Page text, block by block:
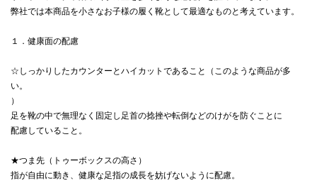
弊社では本商品を小さなお子様の履く靴として最適なものと考えています。
１．健康面の配慮
☆しっかりしたカウンターとハイカットであること（このような商品が多
い。
）
足を靴の中で無理なく固定し足首の捻挫や転倒などのけがを防ぐことに
配慮していること。
★つま先（トゥーボックスの高さ）
指が自由に動き、健康な足指の成長を妨げないように配慮。